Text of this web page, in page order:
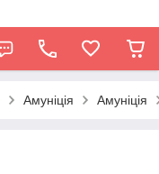
Амуніція Амуніція